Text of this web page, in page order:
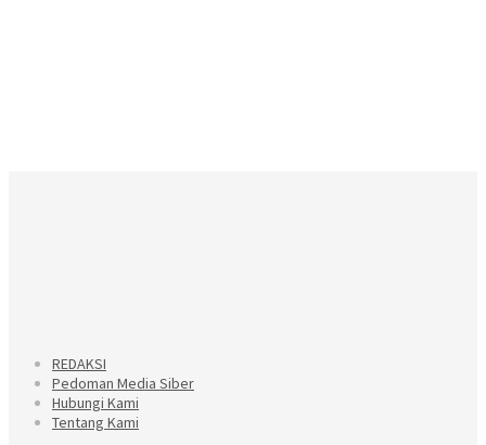
REDAKSI
Pedoman Media Siber
Hubungi Kami
Tentang Kami